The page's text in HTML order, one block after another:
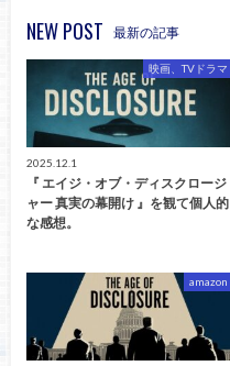
NEW POST 最新の記事
映画、TVドラマ
2025.12.1
『 エイジ・オブ・ディスクロージ
ャー 真実の幕開け 』を観て個人的
な感想。
amazon